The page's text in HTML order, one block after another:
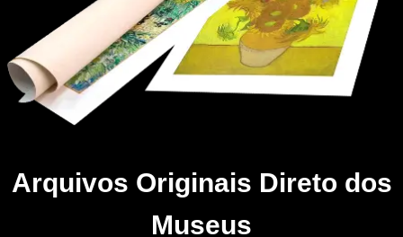
Arquivos Originais Direto dos
Museus